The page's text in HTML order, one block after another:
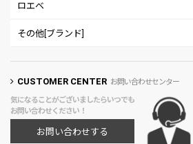
ロエベ
その他[ブランド]
CUSTOMER CENTER お問い合わせセンター
気になることがございましたらいつでも
お問い合わせください！
お問い合わせする